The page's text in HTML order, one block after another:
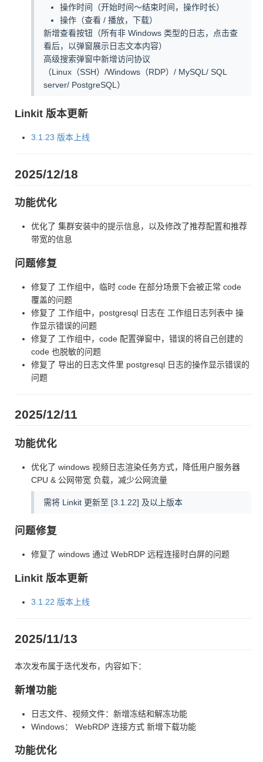
操作时间（开始时间～结束时间，操作时长）
操作（查看 / 播放，下载）
新增查看按钮（所有非 Windows 类型的日志，点击查
看后，以弹窗展示日志文本内容）
高级搜索弹窗中新增访问协议
（Linux（SSH）/Windows（RDP）/ MySQL/ SQL
server/ PostgreSQL）
Linkit 版本更新
3.1.23 版本上线
2025/12/18
功能优化
优化了 集群安装中的提示信息，以及修改了推荐配置和推荐
带宽的信息
问题修复
修复了 工作组中，临时 code 在部分场景下会被正常 code
覆盖的问题
修复了 工作组中，postgresql 日志在 工作组日志列表中 操
作显示错误的问题
修复了 工作组中，code 配置弹窗中，错误的将自己创建的
code 也脱敏的问题
修复了 导出的日志文件里 postgresql 日志的操作显示错误的
问题
2025/12/11
功能优化
优化了 windows 视频日志渲染任务方式，降低用户服务器
CPU & 公网带宽 负载，减少公网流量
需将 Linkit 更新至 [3.1.22] 及以上版本
问题修复
修复了 windows 通过 WebRDP 远程连接时白屏的问题
Linkit 版本更新
3.1.22 版本上线
2025/11/13
本次发布属于迭代发布，内容如下：
新增功能
日志文件、视频文件：新增冻结和解冻功能
Windows： WebRDP 连接方式 新增下载功能
功能优化